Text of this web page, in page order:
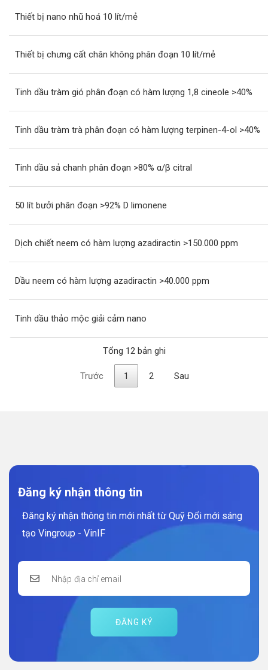
Thiết bị nano nhũ hoá 10 lít/mẻ
Thiết bị chưng cất chân không phân đoạn 10 lít/mẻ
Tinh dầu tràm gió phân đoạn có hàm lượng 1,8 cineole >40%
Tinh dầu tràm trà phân đoạn có hàm lượng terpinen-4-ol >40%
Tinh dầu sả chanh phân đoạn >80% α/β citral
50 lít bưởi phân đoạn >92% D limonene
Dịch chiết neem có hàm lượng azadiractin >150.000 ppm
Dầu neem có hàm lượng azadiractin >40.000 ppm
Tinh dầu thảo mộc giải cảm nano
Tổng 12 bản ghi
Trước 1 2 Sau
Đăng ký nhận thông tin
Đăng ký nhận thông tin mới nhất từ Quỹ Đổi mới sáng
tạo Vingroup - VinIF
ĐĂNG KÝ